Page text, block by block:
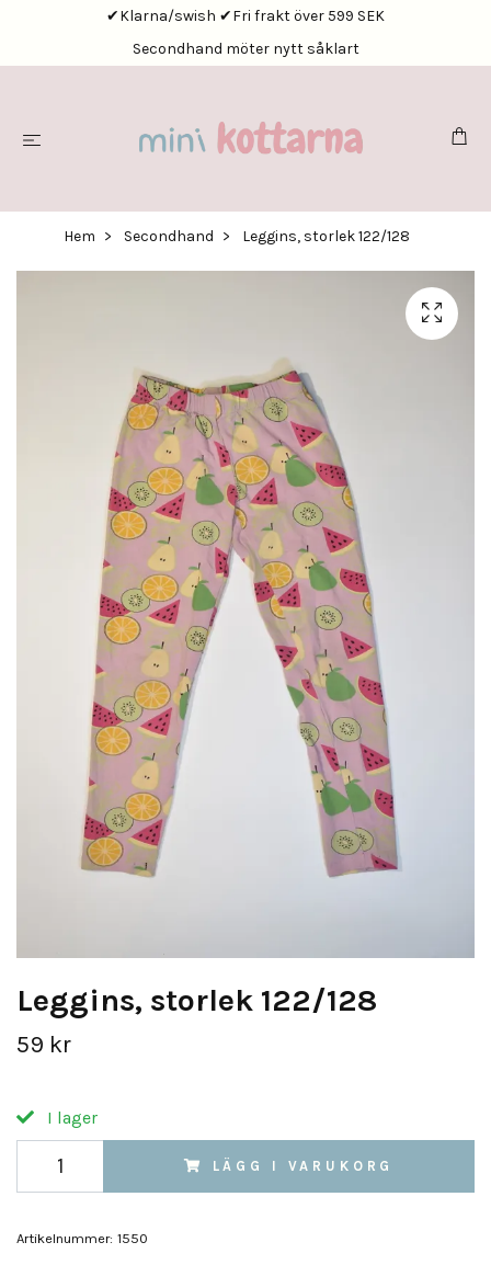
✔Klarna/swish ✔Fri frakt över 599 SEK
Secondhand möter nytt såklart
Hem Secondhand Leggins, storlek 122/128
Leggins, storlek 122/128
59 kr
I lager
LÄGG I VARUKORG
Artikelnummer: 1550